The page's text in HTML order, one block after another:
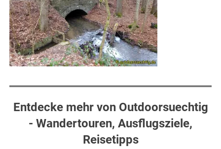
Entdecke mehr von Outdoorsuechtig
- Wandertouren, Ausflugsziele,
Reisetipps